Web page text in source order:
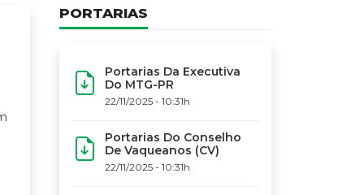
PORTARIAS
Portarias Da Executiva
Do MTG-PR
22/11/2025 - 10:31h
Portarias Do Conselho
De Vaqueanos (CV)
22/11/2025 - 10:31h